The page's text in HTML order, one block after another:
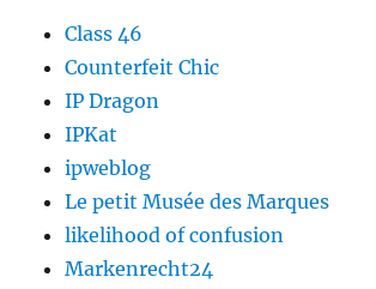
Class 46
Counterfeit Chic
IP Dragon
IPKat
ipweblog
Le petit Musée des Marques
likelihood of confusion
Markenrecht24